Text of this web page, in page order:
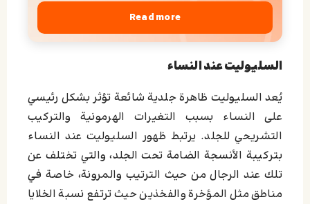
Read more
السليوليت عند النساء
يُعد السليوليت ظاهرة جلدية شائعة تؤثر بشكل رئيسي
على النساء بسبب التغيرات الهرمونية والتركيب
التشريحي للجلد. يرتبط ظهور السليوليت عند النساء
بتركيبة الأنسجة الضامة تحت الجلد، والتي تختلف عن
تلك عند الرجال من حيث الترتيب والمرونة، خاصة في
مناطق مثل المؤخرة والفخذين حيث ترتفع نسبة الخلايا